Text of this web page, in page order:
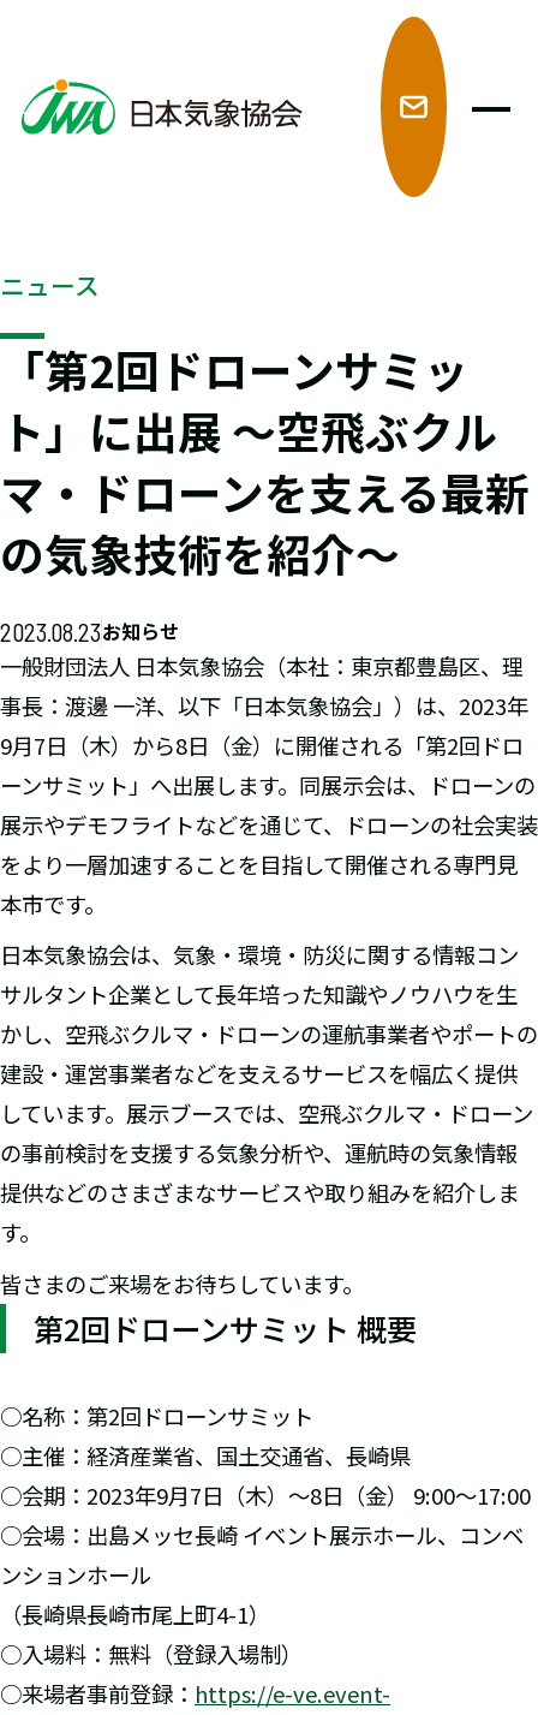
ニュース
「第2回ドローンサミッ
ト」に出展 ～空飛ぶクル
マ・ドローンを支える最新
の気象技術を紹介～
2023.08.23お知らせ
一般財団法人 日本気象協会（本社：東京都豊島区、理
事長：渡邊 一洋、以下「日本気象協会」）は、2023年
9月7日（木）から8日（金）に開催される「第2回ドロ
ーンサミット」へ出展します。同展示会は、ドローンの
展示やデモフライトなどを通じて、ドローンの社会実装
をより一層加速することを目指して開催される専門見
本市です。
日本気象協会は、気象・環境・防災に関する情報コン
サルタント企業として長年培った知識やノウハウを生
かし、空飛ぶクルマ・ドローンの運航事業者やポートの
建設・運営事業者などを支えるサービスを幅広く提供
しています。展示ブースでは、空飛ぶクルマ・ドローン
の事前検討を支援する気象分析や、運航時の気象情報
提供などのさまざまなサービスや取り組みを紹介しま
す。
皆さまのご来場をお待ちしています。
第2回ドローンサミット 概要
○名称：第2回ドローンサミット
○主催：経済産業省、国土交通省、長崎県
○会期：2023年9月7日（木）～8日（金） 9:00～17:00
○会場：出島メッセ長崎 イベント展示ホール、コンベ
ンションホール
（長崎県長崎市尾上町4-1）
○入場料：無料（登録入場制）
○来場者事前登録： https://e-ve.event-